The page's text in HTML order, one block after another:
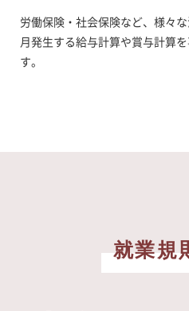
労働保険・社会保険など、様々
月発生する給与計算や賞与計算
す。
就業規